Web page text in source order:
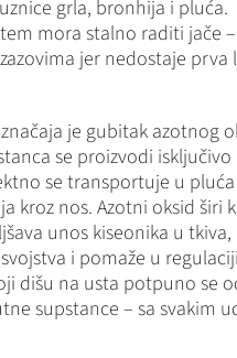
grla, bronhija i pluća.
mora stalno raditi jače
jer nedostaje prva
je gubitak azotnog
se proizvodi isključivo
se transportuje u
kroz nos. Azotni oksid širi
unos kiseonika u tkiva,
i pomaže u
dišu na usta potpuno se
supstance – sa svakim